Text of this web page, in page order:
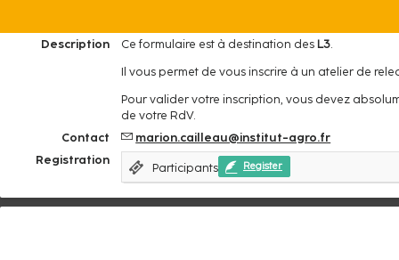
Description Ce formulaire est à destination desL3
Il vous permet de vous inscrire à un atelier de
Pour valider votre inscription, vous devez
de votre RdV.
Contact
marion.cailleau@institut-agro.fr
Registration
Participants Register